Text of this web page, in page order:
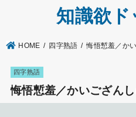
知識欲
HOME 四字熟語 悔悟慙羞／か
四字熟語
悔悟慙羞／かいござんし